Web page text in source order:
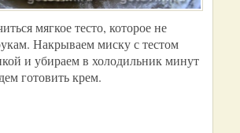
мягкое тесто, которое не
Накрываем миску с тестом
и убираем в холодильник минут
готовить крем.